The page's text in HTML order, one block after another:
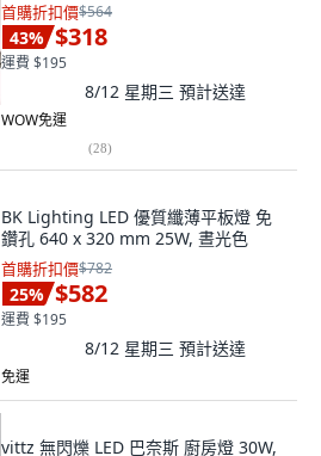
首購折扣價$564
43% $318
運費 $195
8/12 星期三 預計送達
WOW免運
(28)
BK Lighting LED 優質纖薄平板燈 免
鑽孔 640 x 320 mm 25W, 晝光色
首購折扣價$782
25% $582
運費 $195
8/12 星期三 預計送達
免運
vittz 無閃爍 LED 巴奈斯 廚房燈 30W,